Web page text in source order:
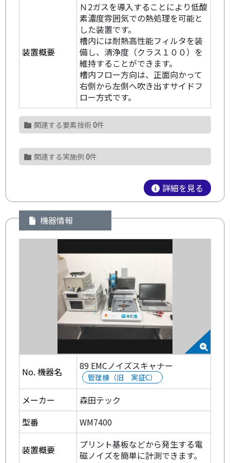
装置概要
Ｎ2ガスを導入することにより低酸
素濃度雰囲気での熱処理を可能と
した装置です。
槽内には耐熱高性能フィルタを装
備し、清浄度（クラス１００）を
維持することができます。
槽内フロー方向は、正面向かって
右側から左側へ吹き出すサイドフ
ロー方式です。
関連する要素技術0件
関連する実施例 0件
詳細を見る
機器情報
No. 機器名 89 EMCノイズスキャナー
管理棟（旧 実証C）
メーカー
森田テック
型番
WM7400
装置概要
プリント基板などから発生する電
磁ノイズを簡単に計測できます。